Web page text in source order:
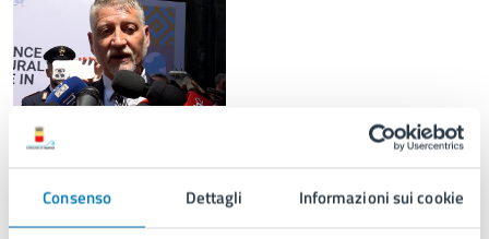
Consenso Dettagli Informazioni sui cookie